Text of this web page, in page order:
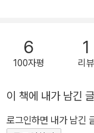
그 인기와 작품성을
즈는 ‘고전부’ 시리즈
현재 국내에서도
될 것을 예고하였는데
부에 속하는 『가을철
6
100자평
1
리뷰
이 책에 내가 남긴 글
로그인하면 내가 남긴